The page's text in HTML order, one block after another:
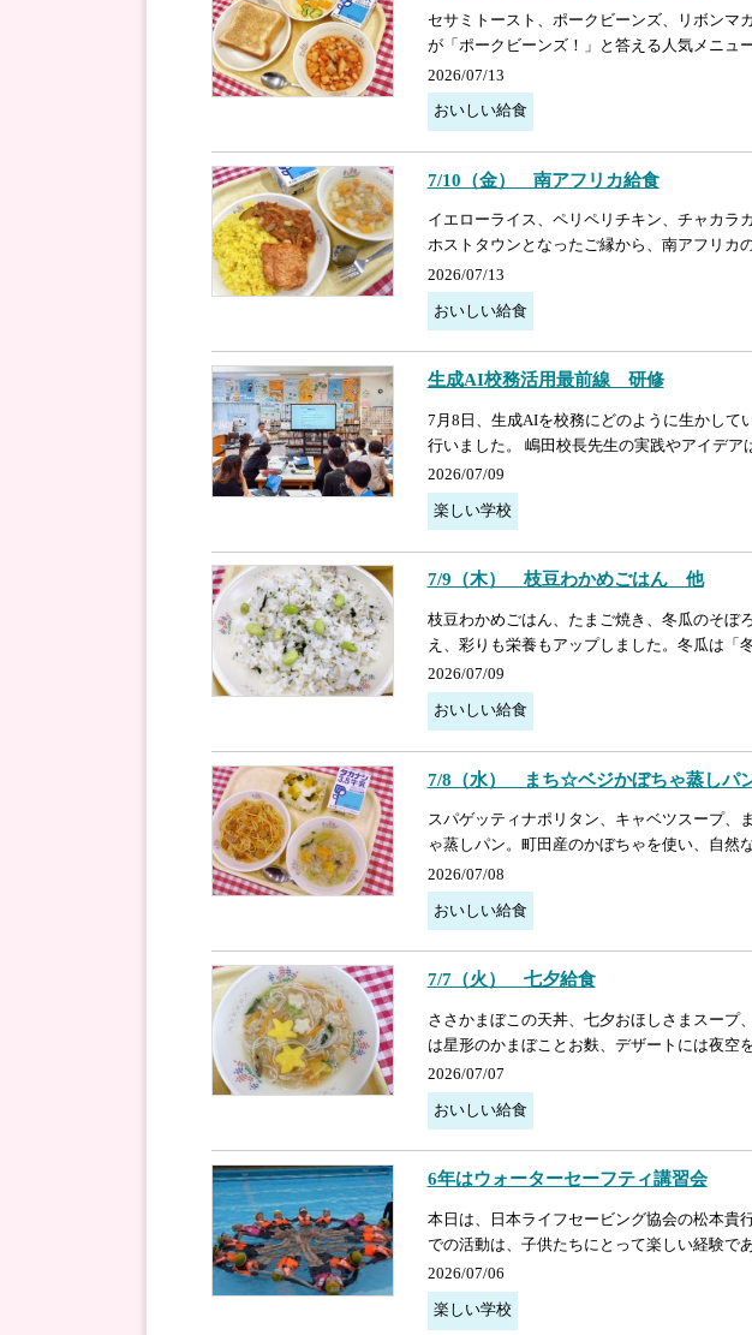
セサミトースト、ポークビーンズ、リボンマ
が「ポークビーンズ！」と答える人気メニュ
2026/07/13
おいしい給食
7/10（金） 南アフリカ給食
イエローライス、ペリペリチキン、チャカラ
ホストタウンとなったご縁から、南アフリカ
2026/07/13
おいしい給食
生成AI校務活用最前線 研修
7月8日、生成AIを校務にどのように生かして
行いました。 嶋田校長先生の実践やアイデア
2026/07/09
楽しい学校
7/9（木） 枝豆わかめごはん 他
枝豆わかめごはん、たまご焼き、冬瓜のそぼ
え、彩りも栄養もアップしました。冬瓜は「
2026/07/09
おいしい給食
7/8（水） まち☆ベジかぼちゃ蒸し
スパゲッティナポリタン、キャベツスープ
ゃ蒸しパン。町田産のかぼちゃを使い、自然
2026/07/08
おいしい給食
7/7（火） 七夕給食
ささかまぼこの天丼、七夕おほしさまスープ
は星形のかまぼことお麩、デザートには夜空
2026/07/07
おいしい給食
6年はウォーターセーフティ講習会
本日は、日本ライフセービング協会の松本貴
での活動は、子供たちにとって楽しい経験で
2026/07/06
楽しい学校